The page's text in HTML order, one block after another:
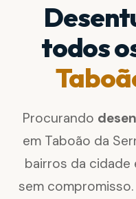
todos
Procurando
em Taboão da
bairros da
sem